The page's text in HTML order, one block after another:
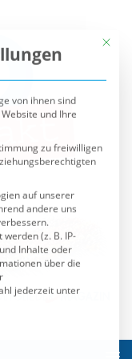
von ihnen sind
und Ihre
zu freiwilligen
auf unserer
andere uns
(z. B. IP-
Inhalte oder
über die
jederzeit unter
für die eine